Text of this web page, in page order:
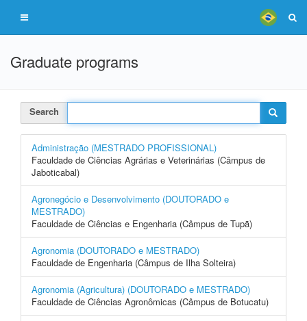
Graduate programs
Search
Administração (MESTRADO PROFISSIONAL)
Faculdade de Ciências Agrárias e Veterinárias (Câmpus de
Jaboticabal)
Agronegócio e Desenvolvimento (DOUTORADO e
MESTRADO)
Faculdade de Ciências e Engenharia (Câmpus de Tupã)
Agronomia (DOUTORADO e MESTRADO)
Faculdade de Engenharia (Câmpus de Ilha Solteira)
Agronomia (Agricultura) (DOUTORADO e MESTRADO)
Faculdade de Ciências Agronômicas (Câmpus de Botucatu)